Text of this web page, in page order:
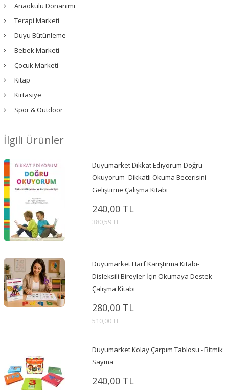
Anaokulu Donanımı
Terapi Marketi
Duyu Bütünleme
Bebek Marketi
Çocuk Marketi
Kitap
Kırtasiye
Spor & Outdoor
İlgili Ürünler
Duyumarket Dikkat Ediyorum Doğru
Okuyorum- Dikkatli Okuma Becerisini
Geliştirme Çalışma Kitabı
240,00 TL
380,59 TL
Duyumarket Harf Karıştırma Kitabı-
Disleksili Bireyler İçin Okumaya Destek
Çalışma Kitabı
280,00 TL
510,00 TL
Duyumarket Kolay Çarpım Tablosu - Ritmik
Sayma
240,00 TL